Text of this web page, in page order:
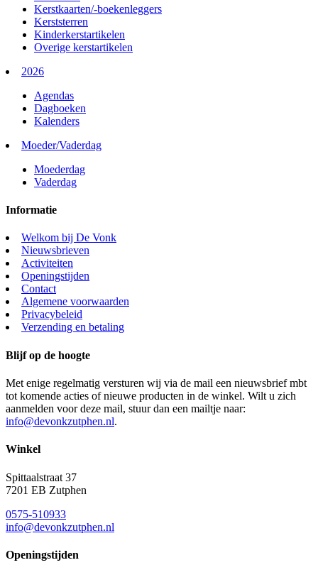
Kerstkaarten/-boekenleggers
Kerststerren
Kinderkerstartikelen
Overige kerstartikelen
2026
Agendas
Dagboeken
Kalenders
Moeder/Vaderdag
Moederdag
Vaderdag
Informatie
Welkom bij De Vonk
Nieuwsbrieven
Activiteiten
Openingstijden
Contact
Algemene voorwaarden
Privacybeleid
Verzending en betaling
Blijf op de hoogte
Met enige regelmatig versturen wij via de mail een nieuwsbrief mbt
tot komende acties of nieuwe producten in de winkel. Wilt u zich
aanmelden voor deze mail, stuur dan een mailtje naar:
info@devonkzutphen.nl.
Winkel
Spittaalstraat 37
7201 EB Zutphen
0575-510933
info@devonkzutphen.nl
Openingstijden